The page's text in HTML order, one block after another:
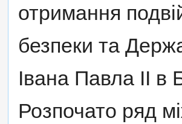
отримання
безпеки та
Івана Павла ІІ в
Розпочато ряд